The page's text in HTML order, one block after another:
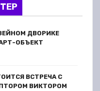
ДВОРИКЕ
ОБЪЕКТ
ВСТРЕЧА С
ВИКТОРОМ